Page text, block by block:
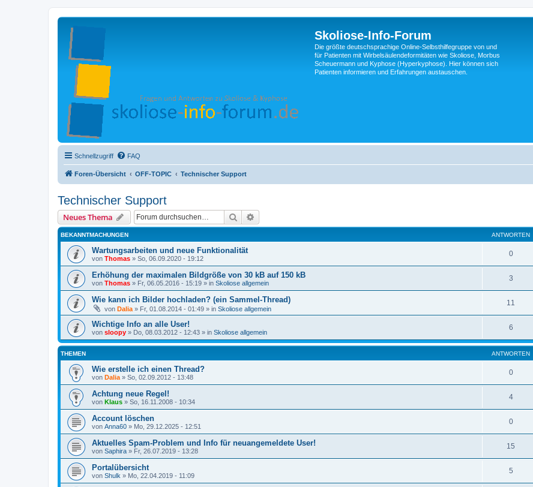
Skoliose-Info-Forum
Die größte deutschsprachige Online-Selbsthilfegruppe von und
für Patienten mit Wirbelsäulendeformitäten wie Skoliose, Morbus
Scheuermann und Kyphose (Hyperkyphose). Hier können sich
Patienten informieren und Erfahrungen austauschen.
Schnellzugriff FAQ
Foren-Übersicht OFF-TOPIC Technischer Support
Technischer Support
Neues Thema Suche
BEKANNTMACHUNGEN ANTWORTEN
Wartungsarbeiten und neue Funktionalität
von Thomas » So, 06.09.2020 - 19:12
0
Erhöhung der maximalen Bildgröße von 30 kB auf 150 kB
von Thomas » Fr, 06.05.2016 - 15:19 » in Skoliose allgemein
3
Wie kann ich Bilder hochladen? (ein Sammel-Thread)
von Dalia » Fr, 01.08.2014 - 01:49 » in Skoliose allgemein
11
Wichtige Info an alle User!
von sloopy » Do, 08.03.2012 - 12:43 » in Skoliose allgemein
6
THEMEN ANTWORTEN
Wie erstelle ich einen Thread?
von Dalia » So, 02.09.2012 - 13:48
0
Achtung neue Regel!
von Klaus » So, 16.11.2008 - 10:34
4
Account löschen
von Anna60 » Mo, 29.12.2025 - 12:51
0
Aktuelles Spam-Problem und Info für neuangemeldete User!
von Saphira » Fr, 26.07.2019 - 13:28
15
Portalübersicht
von Shulk » Mo, 22.04.2019 - 11:09
5